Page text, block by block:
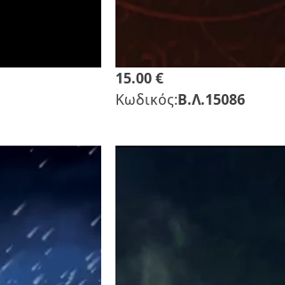
15.00 €
Κωδικός:Β.Λ.15086